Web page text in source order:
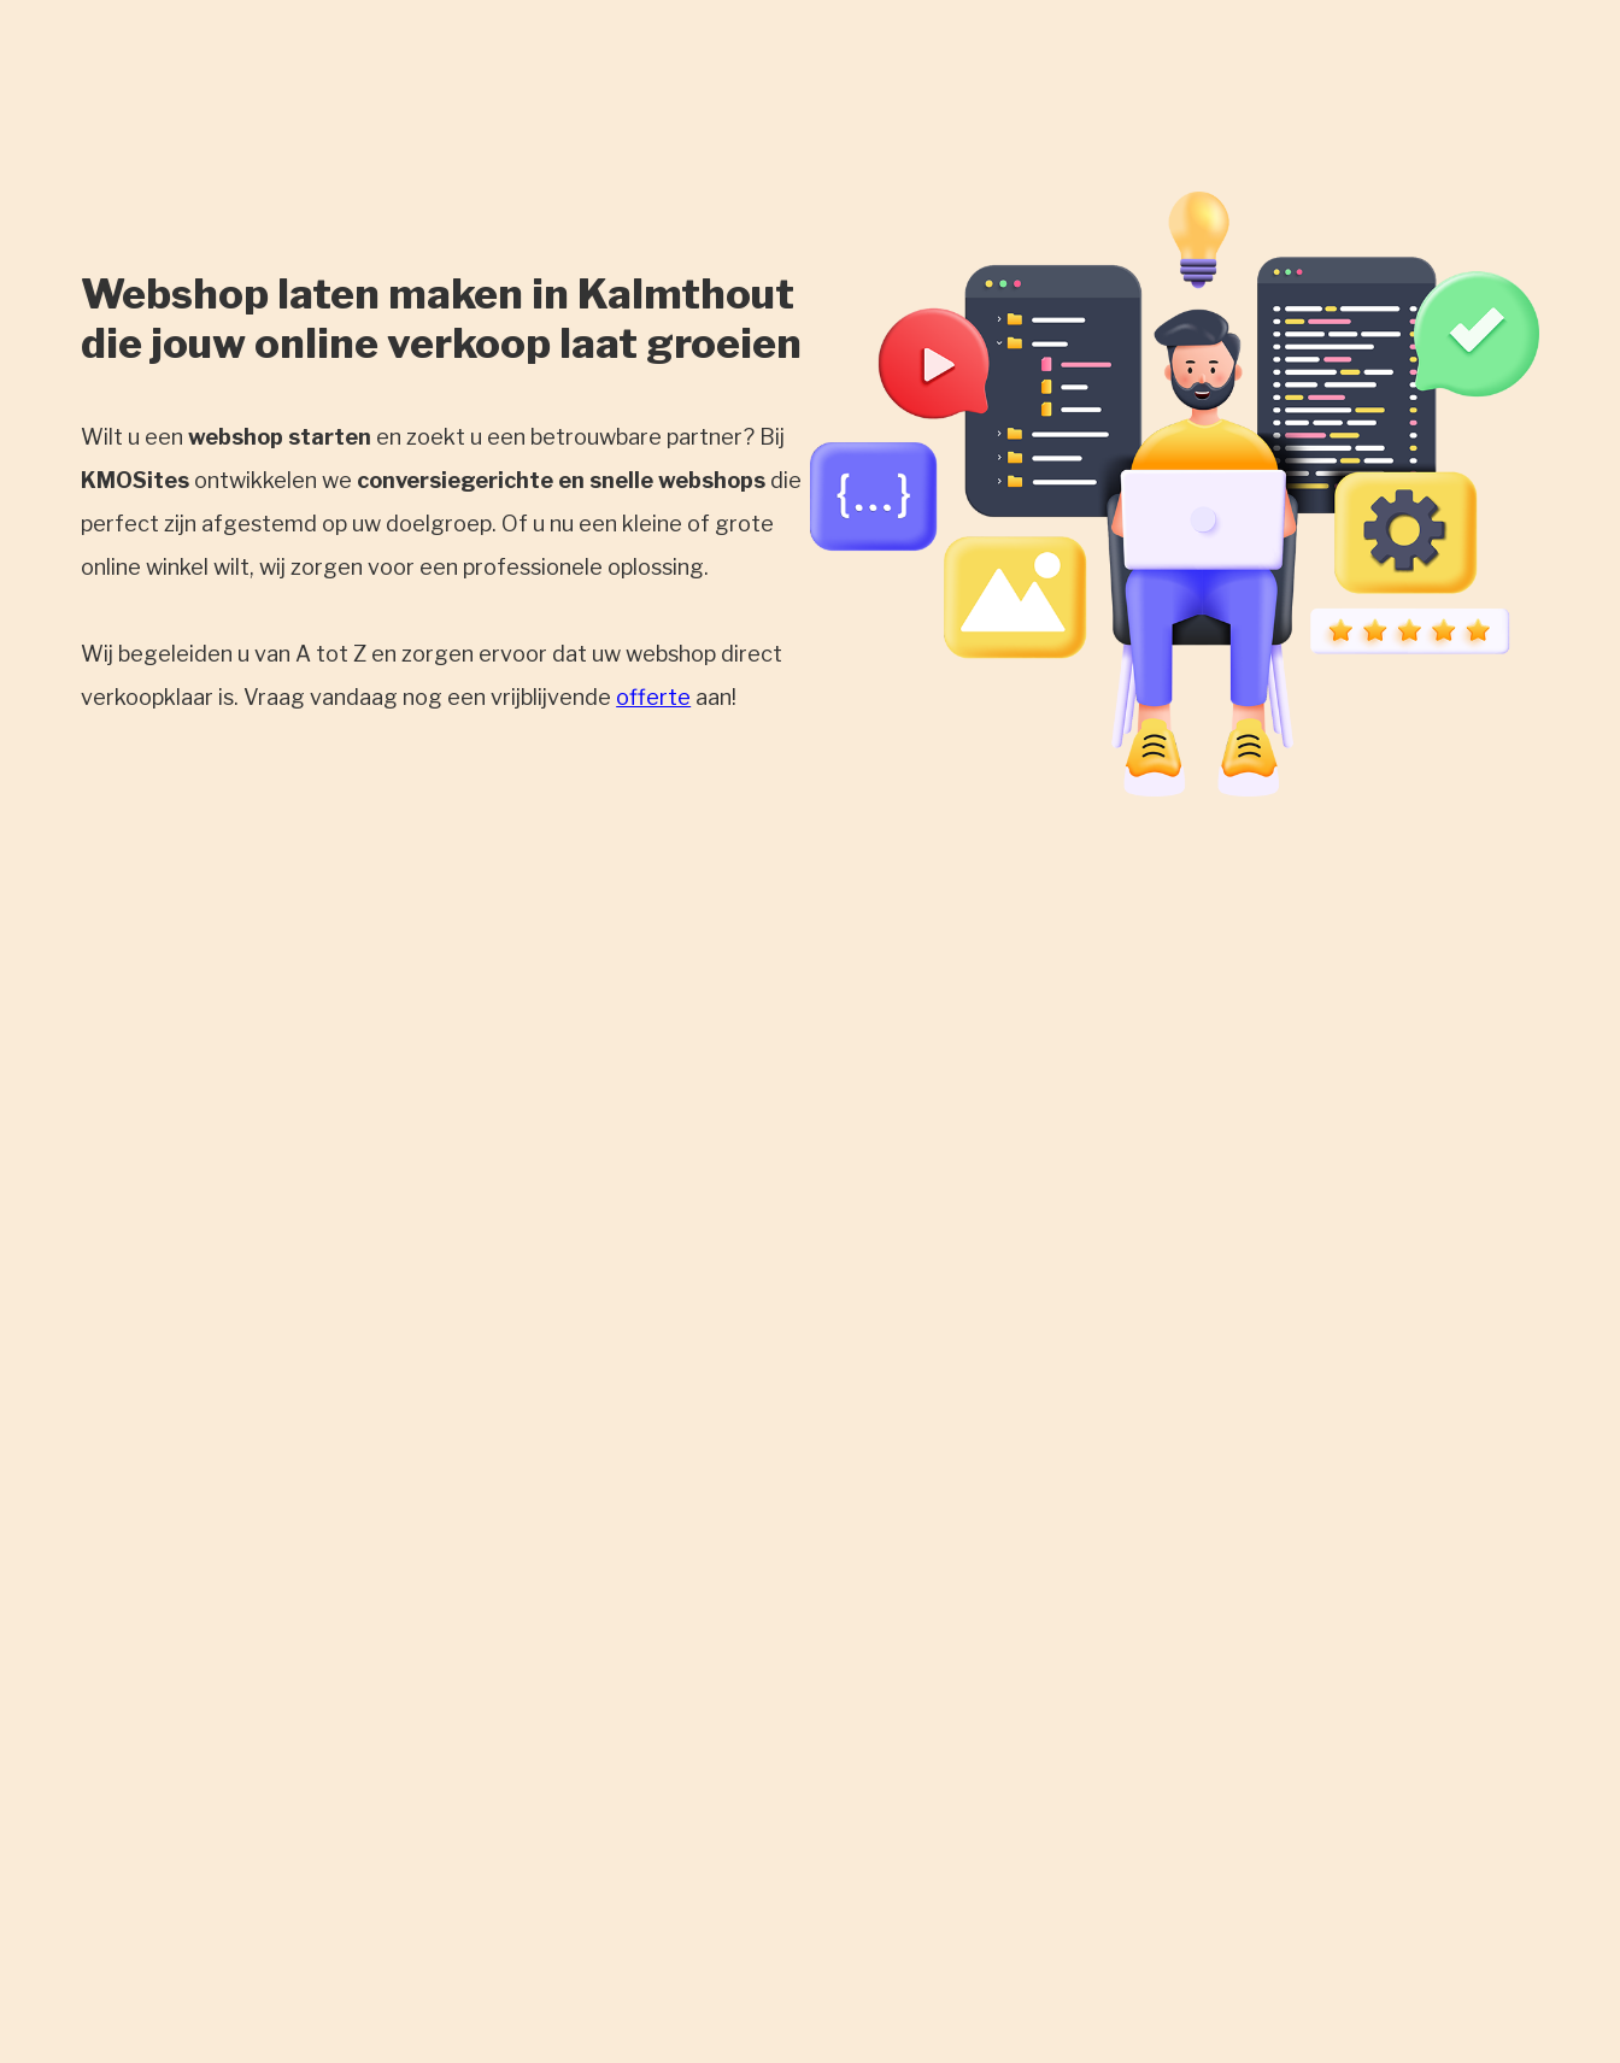
Webshop laten maken in Kalmthout
die jouw online verkoop laat groeien
Wilt u eenwebshop starten en zoekt u een betrouwbare partner? Bij
KMOSites ontwikkelen we conversiegerichte en snelle webshops die
perfect zijn afgestemd op uw doelgroep. Of u nu een kleine of grote
online winkel wilt, wij zorgen voor een professionele oplossing.
Wij begeleiden u van A tot Z en zorgen ervoor dat uw webshop direct
verkoopklaar is. Vraag vandaag nog een vrijblijvende offerte aan!